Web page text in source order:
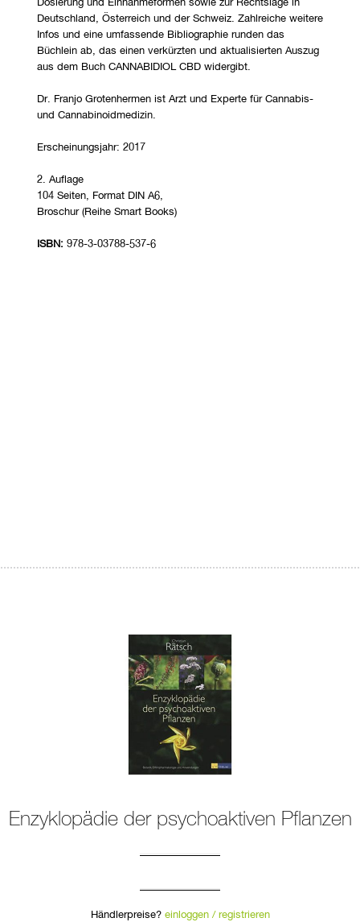
Dosierung und Einnahmeformen sowie zur Rechtslage in
Deutschland, Österreich und der Schweiz. Zahlreiche weitere
Infos und eine umfassende Bibliographie runden das
Büchlein ab, das einen verkürzten und aktualisierten Auszug
aus dem Buch CANNABIDIOL CBD widergibt.
Dr. Franjo Grotenhermen ist Arzt und Experte für Cannabis-
und Cannabinoidmedizin.
Erscheinungsjahr: 2017
2. Auflage
104 Seiten, Format DIN A6,
Broschur (Reihe Smart Books)
ISBN: 978-3-03788-537-6
Enzyklopädie der psychoaktiven Pflanzen
Händlerpreise? einloggen / registrieren